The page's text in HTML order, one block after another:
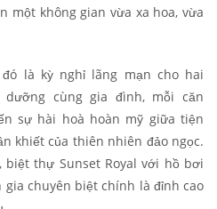
một không gian vừa xa hoa, vừa
là kỳ nghỉ lãng mạn cho hai
cùng gia đình, mỗi căn
sự hài hoà hoàn mỹ giữa tiện
khiết của thiên nhiên đảo ngọc.
thự Sunset Royal với hồ bơi
gia chuyên biệt chính là đỉnh cao